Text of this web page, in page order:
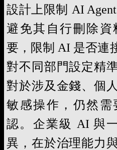
設計上限制 AI
避免其自行刪除
要，限制 AI 是否連
對不同部門設定精
對於涉及金錢、個
敏感操作，仍然需
認。企業級 AI 與
異，在於治理能力